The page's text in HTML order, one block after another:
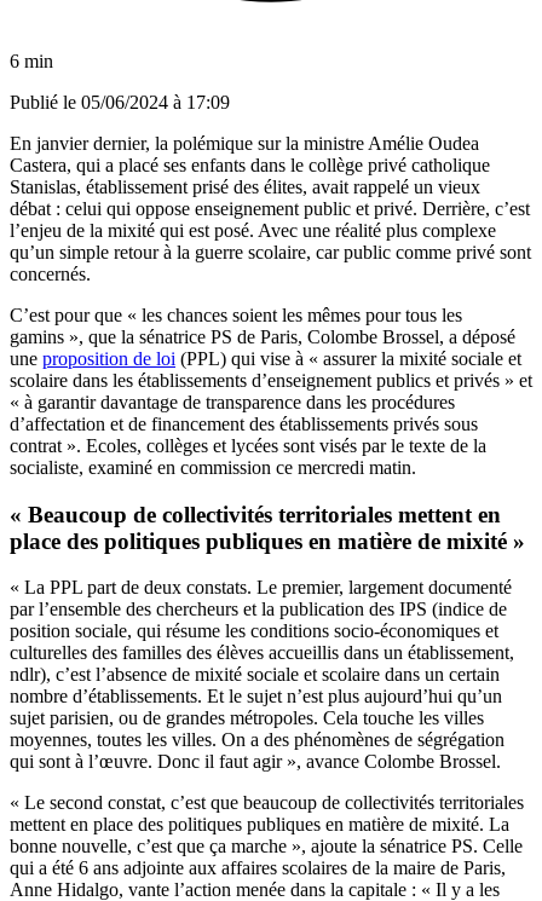
6 min
Publié le 05/06/2024 à 17:09
En janvier dernier, la polémique sur la ministre Amélie Oudea
Castera, qui a placé ses enfants dans le collège privé catholique
Stanislas, établissement prisé des élites, avait rappelé un vieux
débat : celui qui oppose enseignement public et privé. Derrière, c’est
l’enjeu de la mixité qui est posé. Avec une réalité plus complexe
qu’un simple retour à la guerre scolaire, car public comme privé sont
concernés.
C’est pour que « les chances soient les mêmes pour tous les
gamins », que la sénatrice PS de Paris, Colombe Brossel, a déposé
une proposition de loi (PPL) qui vise à « assurer la mixité sociale et
scolaire dans les établissements d’enseignement publics et privés » et
« à garantir davantage de transparence dans les procédures
d’affectation et de financement des établissements privés sous
contrat ». Ecoles, collèges et lycées sont visés par le texte de la
socialiste, examiné en commission ce mercredi matin.
« Beaucoup de collectivités territoriales mettent en
place des politiques publiques en matière de mixité »
« La PPL part de deux constats. Le premier, largement documenté
par l’ensemble des chercheurs et la publication des IPS (indice de
position sociale, qui résume les conditions socio-économiques et
culturelles des familles des élèves accueillis dans un établissement,
ndlr), c’est l’absence de mixité sociale et scolaire dans un certain
nombre d’établissements. Et le sujet n’est plus aujourd’hui qu’un
sujet parisien, ou de grandes métropoles. Cela touche les villes
moyennes, toutes les villes. On a des phénomènes de ségrégation
qui sont à l’œuvre. Donc il faut agir », avance Colombe Brossel.
« Le second constat, c’est que beaucoup de collectivités territoriales
mettent en place des politiques publiques en matière de mixité. La
bonne nouvelle, c’est que ça marche », ajoute la sénatrice PS. Celle
qui a été 6 ans adjointe aux affaires scolaires de la maire de Paris,
Anne Hidalgo, vante l’action menée dans la capitale : « Il y a les